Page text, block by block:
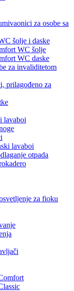
za osobe sa
šolje i daske
WC šolje
WC daske
za invaliditetom
prilagođeno za
lavaboi
lavaboi
otpada
za fioku